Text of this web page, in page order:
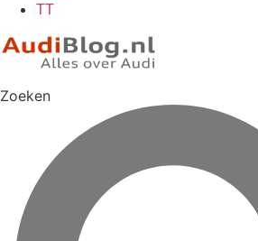
TT
Zoeken